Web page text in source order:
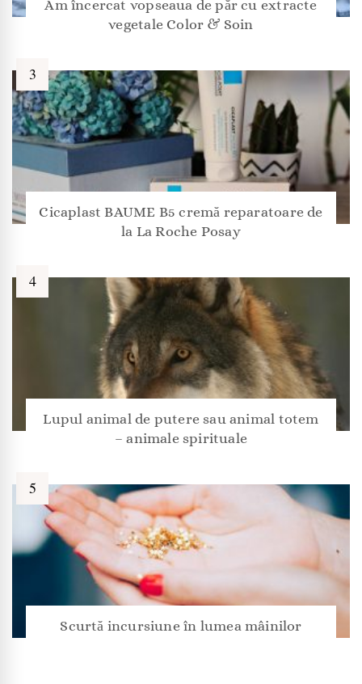
Am încercat vopseaua de păr cu extracte
vegetale Color & Soin
Cicaplast BAUME B5 cremă reparatoare de
la La Roche Posay
Lupul animal de putere sau animal totem
– animale spirituale
Scurtă incursiune în lumea mâinilor